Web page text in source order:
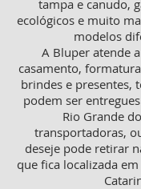
tampa e canudo,
ecológicos e muito
modelos
A Bluper atende
casamento,
brindes e presentes,
podem ser
Rio Grande
transportadoras,
deseje pode retirar
que fica localizada